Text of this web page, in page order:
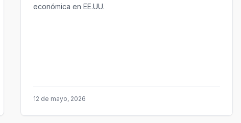
económica en EE.UU.
12 de mayo, 2026